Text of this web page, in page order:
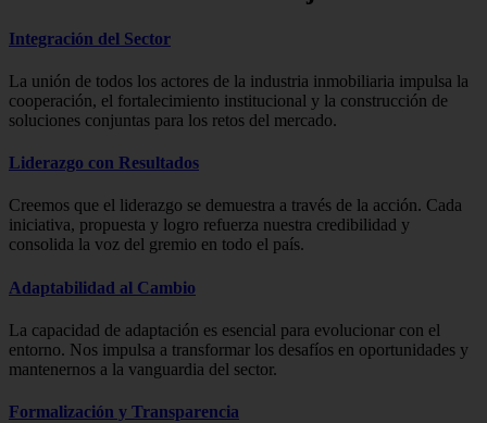
Integración del Sector
La unión de todos los actores de la industria inmobiliaria impulsa la
cooperación, el fortalecimiento institucional y la construcción de
soluciones conjuntas para los retos del mercado.
Liderazgo con Resultados
Creemos que el liderazgo se demuestra a través de la acción. Cada
iniciativa, propuesta y logro refuerza nuestra credibilidad y
consolida la voz del gremio en todo el país.
Adaptabilidad al Cambio
La capacidad de adaptación es esencial para evolucionar con el
entorno. Nos impulsa a transformar los desafíos en oportunidades y
mantenernos a la vanguardia del sector.
Formalización y Transparencia